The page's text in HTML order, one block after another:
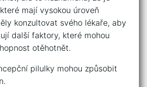
mají vysokou úroveň
konzultovat svého lékaře, aby
další faktory, které mohou
otěhotnět.
pilulky mohou způsobit